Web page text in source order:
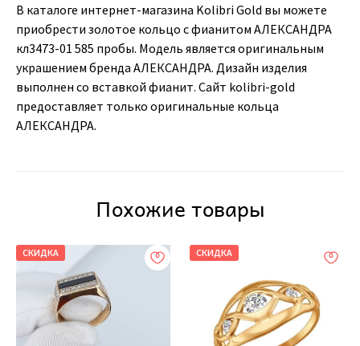
В каталоге интернет-магазина Kolibri Gold вы можете
приобрести золотое кольцо с фианитом АЛЕКСАНДРА
кл3473-01 585 пробы. Модель является оригинальным
украшением бренда АЛЕКСАНДРА. Дизайн изделия
выполнен со вставкой фианит. Сайт kolibri-gold
предоставляет только оригинальные кольца
АЛЕКСАНДРА.
Похожие товары
СКИДКА СКИДКА